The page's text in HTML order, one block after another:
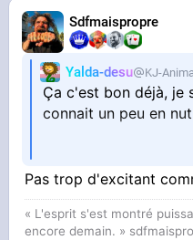
Sdfmaispropre
Yalda-desu KJ-Anima
Ça c'est bon déjà, je
connait un peu en
Pas trop d'excitant
« L'esprit s'est montré
encore demain. »